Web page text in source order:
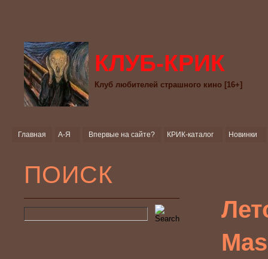
КЛУБ-КРИК
Клуб любителей страшного кино [16+]
Главная А-Я Впервые на сайте? КРИК-каталог Новинки
ПОИСК